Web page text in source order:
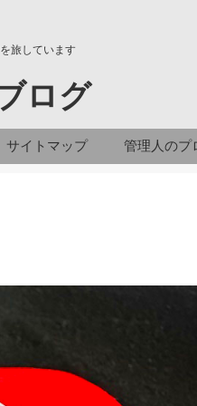
旅しています
ログ
サイトマップ 管理人のプ